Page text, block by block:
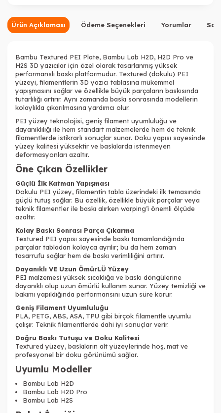
Ürün Açıklaması Ödeme Seçenekleri Yorumlar
Bambu Textured PEI Plate, Bambu Lab H2D, H2D Pro ve
H2S 3D yazıcılar için özel olarak tasarlanmış yüksek
performanslı baskı platformudur. Textured (dokulu) PEI
yüzeyi, filamentlerin 3D yazıcı tablasına mükemmel
yapışmasını sağlar ve özellikle büyük parçaların baskısında
tutarlılığı artırır. Aynı zamanda baskı sonrasında modellerin
kolaylıkla çıkarılmasına yardımcı olur.
PEI yüzey teknolojisi, geniş filament uyumluluğu ve
dayanıklılığı ile hem standart malzemelerde hem de teknik
filamentlerde istikrarlı sonuçlar sunar. Doku yapısı sayesinde
yüzey kalitesi yüksektir ve baskılarda istenmeyen
deformasyonları azaltır.
Öne Çıkan Özellikler
Güçlü İlk Katman Yapışması
Dokulu PEI yüzey, filamentin tabla üzerindeki ilk temasında
güçlü tutuş sağlar. Bu özellik, özellikle büyük parçalar veya
teknik filamentler ile baskı alırken warping’i önemli ölçüde
azaltır.
Kolay Baskı Sonrası Parça Çıkarma
Textured PEI yapısı sayesinde baskı tamamlandığında
parçalar tabladan kolayca ayrılır; bu da hem zaman
tasarrufu sağlar hem de baskı verimliliğini artırır.
Dayanıklı VE Uzun ÖmürLÜ Yüzey
PEI malzemesi yüksek sıcaklığa ve baskı döngülerine
dayanıklı olup uzun ömürlü kullanım sunar. Yüzey temizliği ve
bakımı yapıldığında performansını uzun süre korur.
Geniş Filament Uyumluluğu
PLA, PETG, ABS, ASA, TPU gibi birçok filamentle uyumlu
çalışır. Teknik filamentlerde dahi iyi sonuçlar verir.
Doğru Baskı Tutuşu ve Doku Kalitesi
Textured yüzey, baskıların alt yüzeylerinde hoş, mat ve
profesyonel bir doku görünümü sağlar.
Uyumlu Modeller
Bambu Lab H2D
Bambu Lab H2D Pro
Bambu Lab H2S